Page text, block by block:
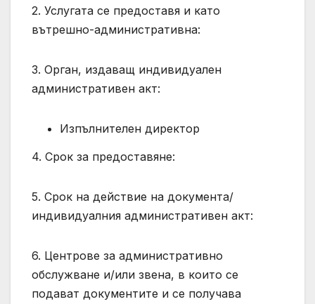
2. Услугата се предоставя и като
вътрешно-административна:
3. Орган, издаващ индивидуален
административен акт:
Изпълнителен директор
4. Срок за предоставяне:
5. Срок на действие на документа/
индивидуалния административен акт:
6. Центрове за административно
обслужване и/или звена, в които се
подават документите и се получава